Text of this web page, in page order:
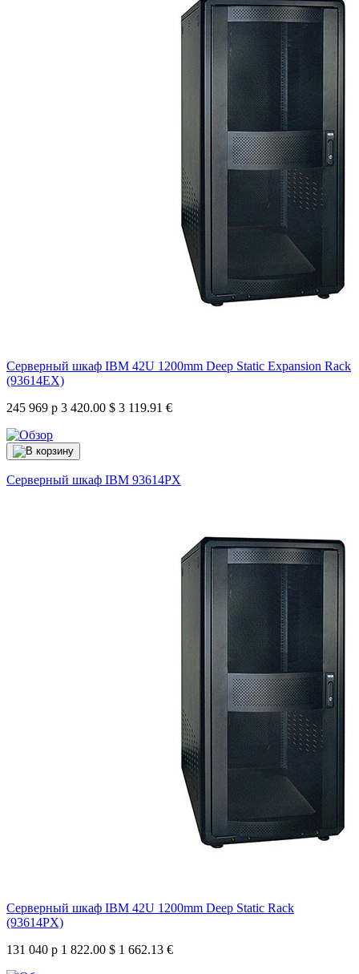
Серверный шкаф IBM 42U 1200mm Deep Static Expansion Rack
(93614EX)
245 969 р 3 420.00 $ 3 119.91 €
Серверный шкаф IBM 93614PX
Серверный шкаф IBM 42U 1200mm Deep Static Rack
(93614PX)
131 040 р 1 822.00 $ 1 662.13 €